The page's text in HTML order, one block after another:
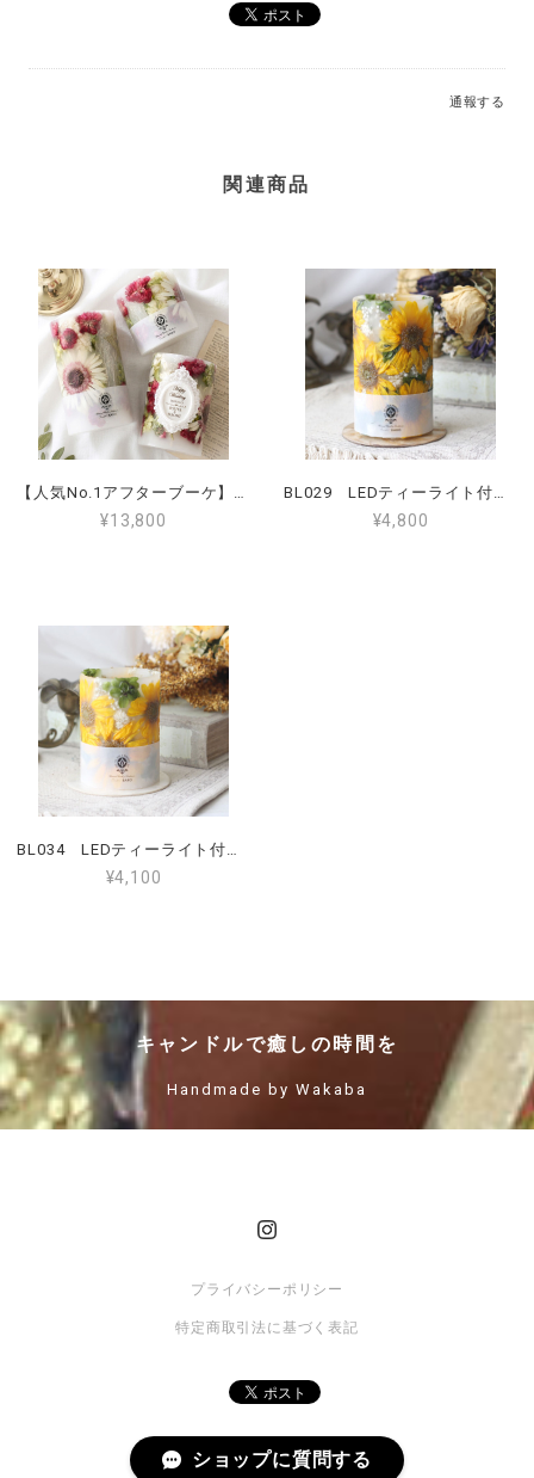
通報する
関連商品
¥13,800 ¥4,800
¥4,100
キャンドルで癒しの時間を
Handmade by Wakaba
プライバシーポリシー
特定商取引法に基づく表記
© candlebaro
ショップに質問する